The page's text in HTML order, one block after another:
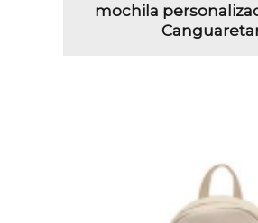
mochila